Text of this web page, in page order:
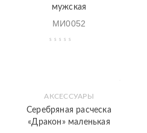
мужская
МИ0052
АКСЕССУАРЫ
Серебряная расческа
«Дракон» маленькая